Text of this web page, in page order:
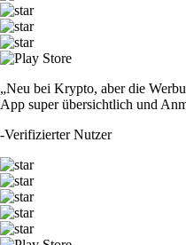
„Neu bei Krypto, aber die
App super übersichtlich und
-Verifizierter Nutzer